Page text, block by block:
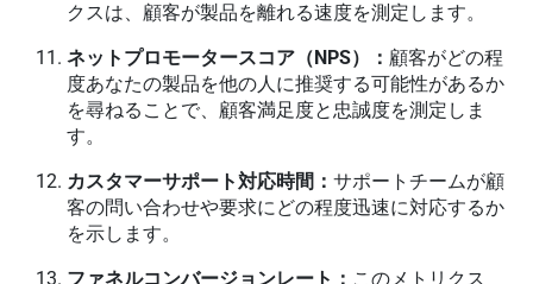
クスは、顧客が製品を離れる速度を測定します。
ネットプロモータースコア（NPS）： 顧客がどの程
度あなたの製品を他の人に推奨する可能性があるか
を尋ねることで、顧客満足度と忠誠度を測定しま
す。
カスタマーサポート対応時間： サポートチームが顧
客の問い合わせや要求にどの程度迅速に対応するか
を示します。
ファネルコンバージョンレート： このメトリクス